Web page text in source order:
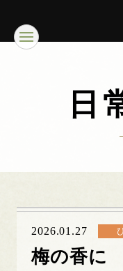
日
2026.01.27
梅の香に